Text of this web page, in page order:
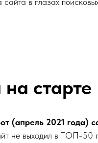
старте
(апрель 2021 года)
не выходил в ТОП-50